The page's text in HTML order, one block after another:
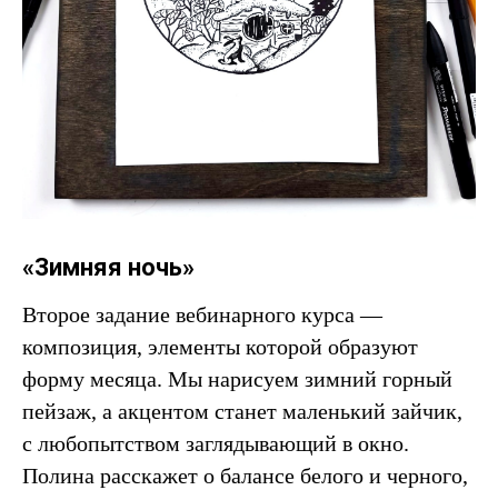
«Зимняя ночь»
Второе задание вебинарного курса —
композиция, элементы которой образуют
форму месяца. Мы нарисуем зимний горный
пейзаж, а акцентом станет маленький зайчик,
с любопытством заглядывающий в окно.
Полина расскажет о балансе белого и черного,